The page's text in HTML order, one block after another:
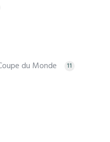
du Monde 11